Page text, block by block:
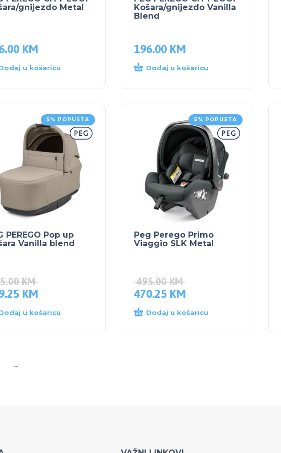
gnijezdo Metal
KM
u košaricu
Košara/gnijezdo Vanilla
Blend
196.00 KM
Dodaj u košaricu
5% POPUSTA
PEREGO Pop up
Vanilla blend
KM
KM
u košaricu
5% POPUSTA
Peg Perego Primo
Viaggio SLK Metal
495.00KM
470.25 KM
Dodaj u košaricu
→